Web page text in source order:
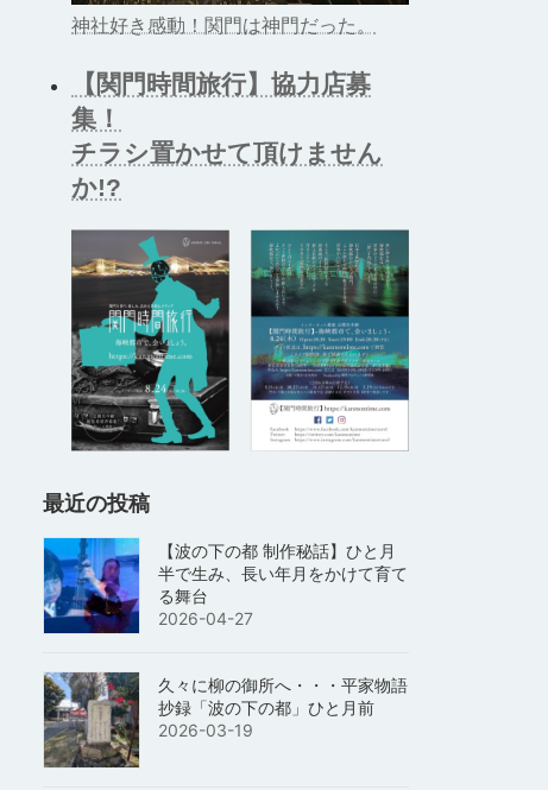
神社好き感動！関門は神門だった。
【関門時間旅行】協力店募
集！
チラシ置かせて頂けません
か!?
最近の投稿
【波の下の都 制作秘話】ひと月
半で生み、長い年月をかけて育て
る舞台
2026-04-27
久々に柳の御所へ・・・平家物語
抄録「波の下の都」ひと月前
2026-03-19